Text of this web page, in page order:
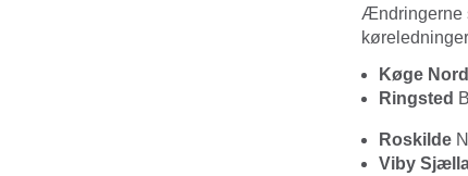
Ændringerne
Køge Nord
Ringsted
Roskilde
Viby